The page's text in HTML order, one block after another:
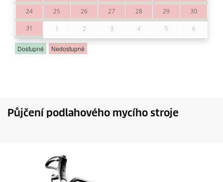
Půjčení podlahového mycího stroje